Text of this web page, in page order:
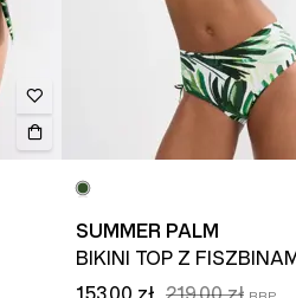
SUMMER PALM
BIKINI TOP Z